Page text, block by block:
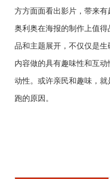
方方面面看出影片，带来有
奥利奥在海报的制作上值
品和主题展开，不仅仅是
内容做的具有趣味性和互
动性。或许亲民和趣味，
跑的原因。